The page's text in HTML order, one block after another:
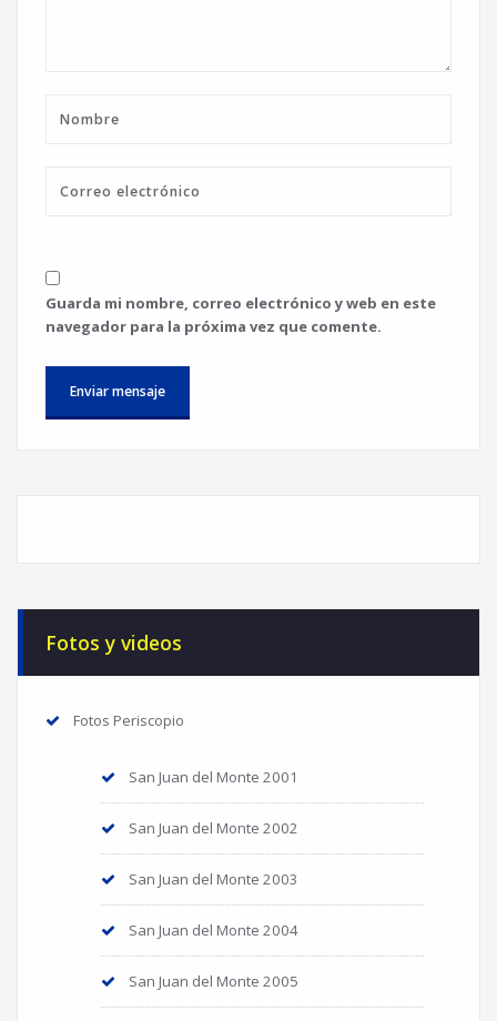
Guarda mi nombre, correo electrónico y web en este
navegador para la próxima vez que comente.
Fotos y videos
Fotos Periscopio
San Juan del Monte 2001
San Juan del Monte 2002
San Juan del Monte 2003
San Juan del Monte 2004
San Juan del Monte 2005